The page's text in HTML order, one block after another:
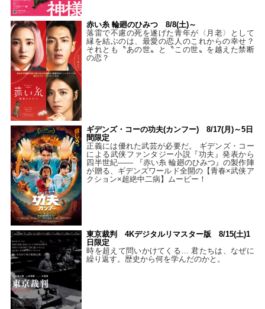
赤い糸 輪廻のひみつ 8/8(土)～
落雷で不慮の死を遂げた青年が〈月老〉として
縁を結ぶのは、最愛の恋人のこれからの幸せ？
それとも〝あの世〟と〝この世〟を越えた禁断
の恋？
ギデンズ・コーの功夫(カンフー) 8/17(月)～5日
間限定
正義には優れた武芸が必要だ。 ギデンズ・コー
による武侠ファンタジー小説『功夫』発表から
四半世紀―― 『赤い糸 輪廻のひみつ』の製作陣
が贈る、ギデンズワールド全開の【青春×武侠ア
クション×超絶中二病】ムービー！
東京裁判 4Kデジタルリマスター版 8/15(土)1
日限定
時を超えて問いかけてくる… 君たちは、なぜに
繰り返す。歴史から何を学んだのかと。